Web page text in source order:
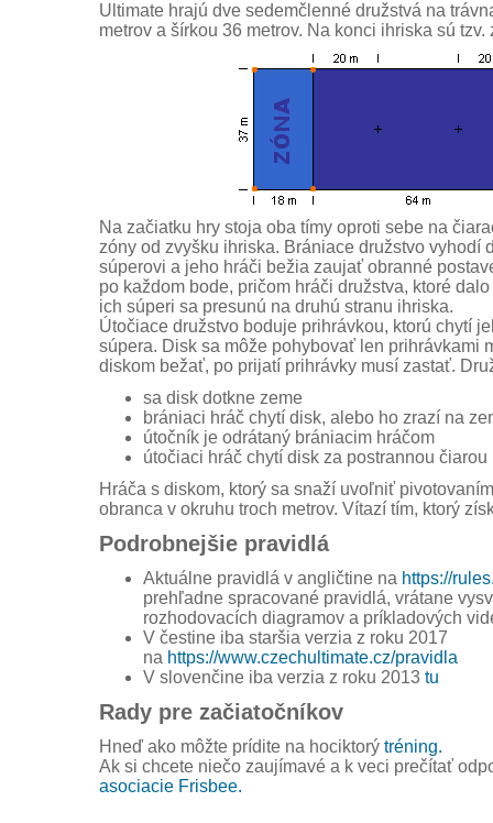
Ultimate hrajú dve sedemčlenné družstvá na
metrov a šírkou 36 metrov. Na konci ihriska sú
Na začiatku hry stoja oba tímy oproti sebe na
zóny od zvyšku ihriska. Brániace družstvo vyhodí
súperovi a jeho hráči bežia zaujať obranné
po každom bode, pričom hráči družstva, ktoré
ich súperi sa presunú na druhú stranu ihriska.
Útočiace družstvo boduje prihrávkou, ktorú chytí
súpera. Disk sa môže pohybovať len prihrávkami
diskom bežať, po prijatí prihrávky musí zastať.
sa disk dotkne zeme
brániaci hráč chytí disk, alebo ho zrazí na
útočník je odrátaný brániacim hráčom
útočiaci hráč chytí disk za postrannou čiarou
Hráča s diskom, ktorý sa snaží uvoľniť
obranca v okruhu troch metrov. Vítazí tím, ktorý
Podrobnejšie pravidlá
Aktuálne pravidlá v angličtine na https://
prehľadne spracované pravidlá, vrátane
rozhodovacích diagramov a príkladových
V čestine iba staršia verzia z roku 2017
na https://www.czechultimate.cz/pravidla
V slovenčine iba verzia z roku 2013 tu
Rady pre začiatočníkov
Hneď ako môžte prídite na hociktorý tréning.
Ak si chcete niečo zaujímavé a k veci prečítať
asociacie Frisbee.